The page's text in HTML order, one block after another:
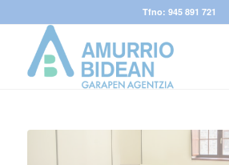
Tfno: 945 891 721